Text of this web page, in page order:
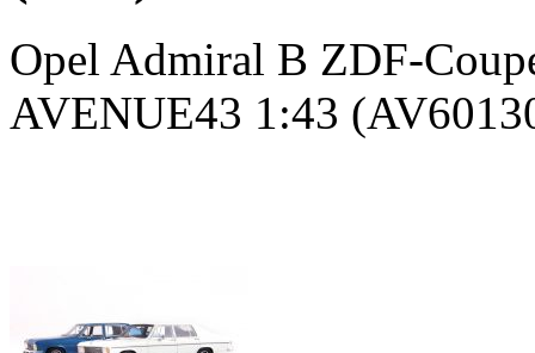
Opel Admiral B ZDF-
AVENUE43 1:43